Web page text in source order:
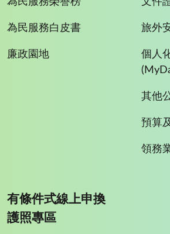
為民服務白皮書
廉政園地
旅外
個人
其他
預算
領務
有條件式線上申換
護照專區